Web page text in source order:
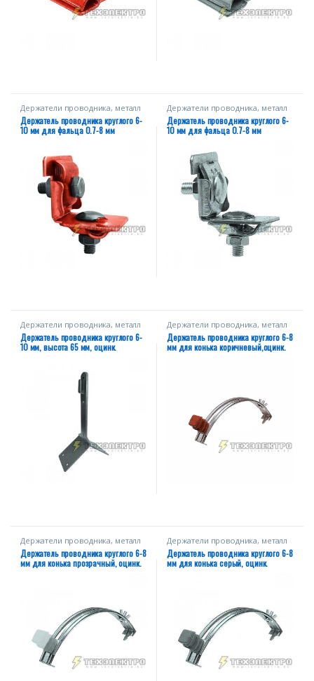
Держатели проводника, металл
Держатель проводника круглого 6-
10 мм для фальца 0.7-8 мм
Держатели проводника, металл
Держатель проводника круглого 6-
10 мм для фальца 0.7-8 мм
Держатели проводника, металл
Держатель проводника круглого 6-
10 мм, высота 65 мм, оцинк.
Держатели проводника, металл
Держатель проводника круглого 6-8
мм для конька коричневый,оцинк.
Держатели проводника, металл
Держатель проводника круглого 6-8
мм для конька прозрачный, оцинк.
Держатели проводника, металл
Держатель проводника круглого 6-8
мм для конька серый, оцинк.